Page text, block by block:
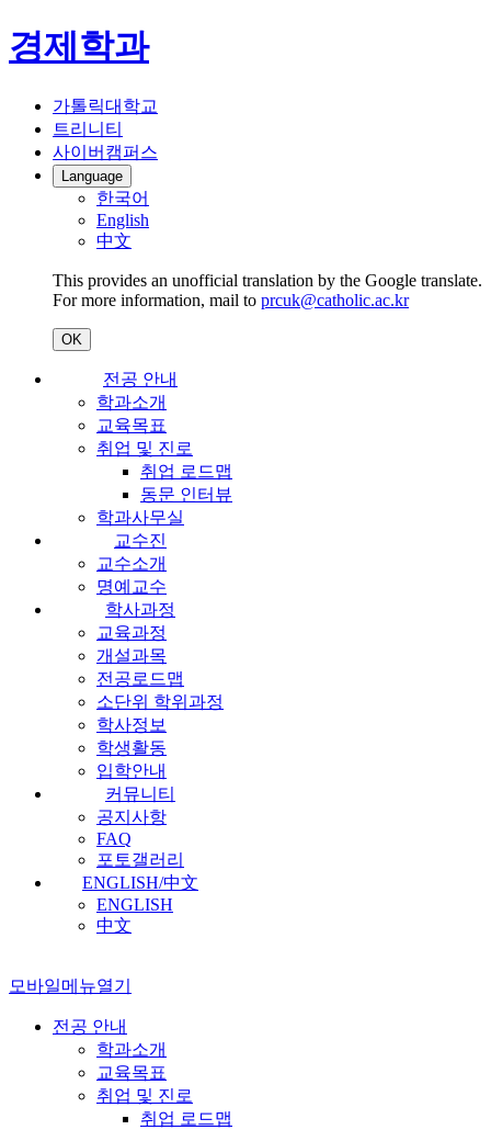
경제학과
가톨릭대학교
트리니티
사이버캠퍼스
Language
한국어
English
中文
This provides an unofficial translation by the Google translate.
For more information, mail to prcuk@catholic.ac.kr
OK
전공 안내
학과소개
교육목표
취업 및 진로
취업 로드맵
동문 인터뷰
학과사무실
교수진
교수소개
명예교수
학사과정
교육과정
개설과목
전공로드맵
소단위 학위과정
학사정보
학생활동
입학안내
커뮤니티
공지사항
FAQ
포토갤러리
ENGLISH/中文
ENGLISH
中文
모바일메뉴열기
전공 안내
학과소개
교육목표
취업 및 진로
취업 로드맵